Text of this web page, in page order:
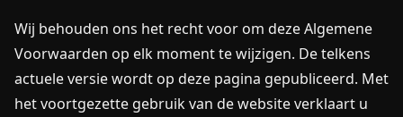
Wij behouden ons het recht voor om deze Algemene
Voorwaarden op elk moment te wijzigen. De telkens
actuele versie wordt op deze pagina gepubliceerd. Met
het voortgezette gebruik van de website verklaart u